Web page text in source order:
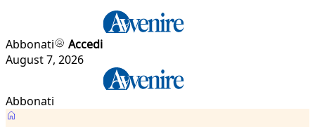
Abbonati
Accedi
August 7, 2026
Abbonati